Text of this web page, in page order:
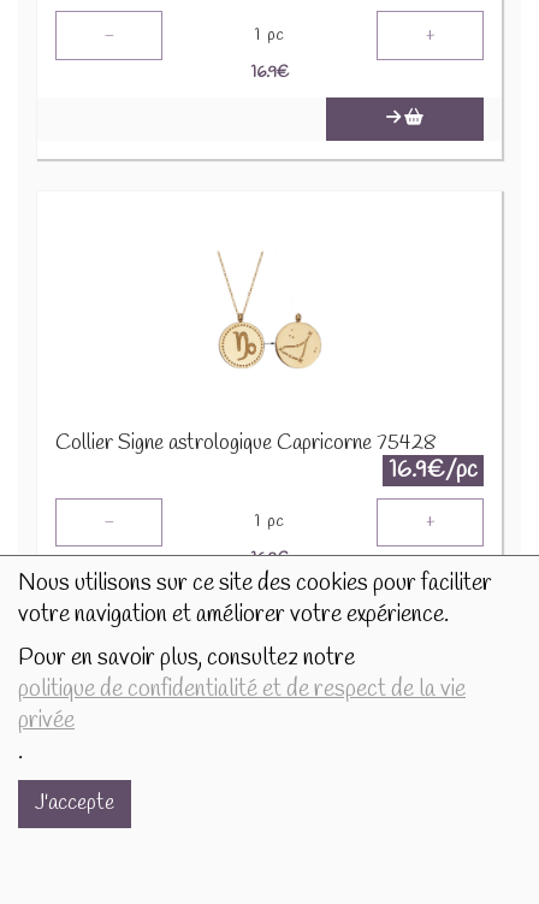
Nous utilisons sur ce site des cookies pour faciliter
votre navigation et améliorer votre expérience.
Pour en savoir plus, consultez notre
politique de confidentialité et de respect de la vie
privée
.
J'accepte
- 1 pc +
16.9€
Collier Signe astrologique Capricorne 75428
16.9€/pc
- 1 pc +
16.9€